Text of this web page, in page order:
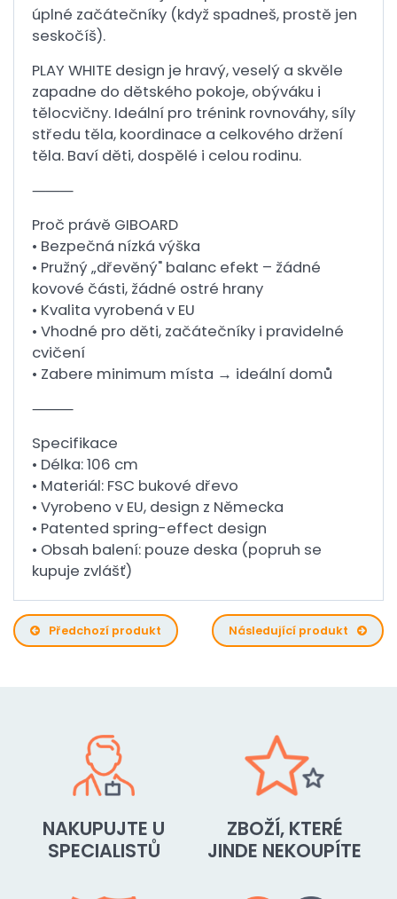
úplné začátečníky (když spadneš, prostě jen
seskočíš).
PLAY WHITE design je hravý, veselý a skvěle
zapadne do dětského pokoje, obýváku i
tělocvičny. Ideální pro trénink rovnováhy, síly
středu těla, koordinace a celkového držení
těla. Baví děti, dospělé i celou rodinu.
⸻
Proč právě GIBOARD
• Bezpečná nízká výška
• Pružný „dřevěný" balanc efekt – žádné
kovové části, žádné ostré hrany
• Kvalita vyrobená v EU
• Vhodné pro děti, začátečníky i pravidelné
cvičení
• Zabere minimum místa → ideální domů
⸻
Specifikace
• Délka: 106 cm
• Materiál: FSC bukové dřevo
• Vyrobeno v EU, design z Německa
• Patented spring-effect design
• Obsah balení: pouze deska (popruh se
kupuje zvlášť)
Předchozí produkt Následující produkt
NAKUPUJTE U
SPECIALISTŮ
ZBOŽÍ, KTERÉ
JINDE NEKOUPÍTE